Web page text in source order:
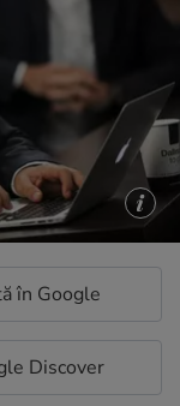
în Google
Discover